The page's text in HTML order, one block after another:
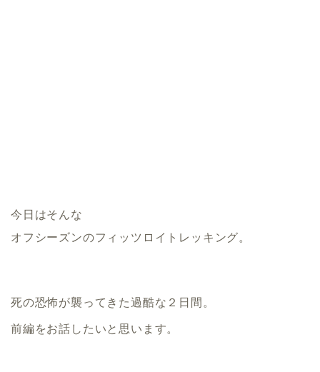
今日はそんな
オフシーズンのフィッツロイトレッキング。
死の恐怖が襲ってきた過酷な２日間。
前編をお話したいと思います。